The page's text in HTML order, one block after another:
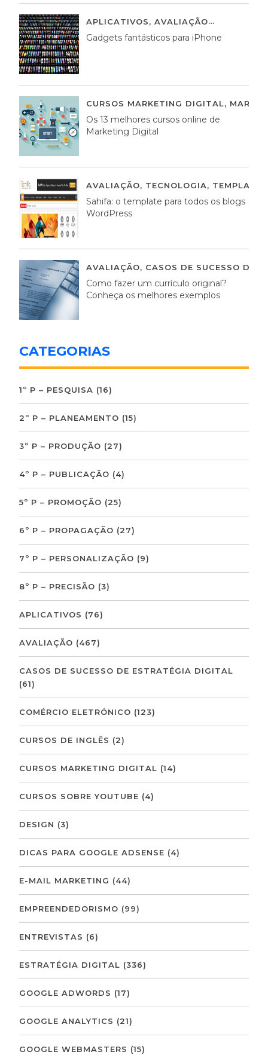
APLICATIVOS, AVALIAÇÃO
Gadgets fantásticos para iPhone
CURSOS MARKETING DIGITAL,
Os 13 melhores cursos online de
Marketing Digital
AVALIAÇÃO, TECNOLOGIA,
Sahifa: o template para todos os blogs
WordPress
AVALIAÇÃO, CASOS DE SUCESSO DE
Como fazer um currículo original?
Conheça os melhores exemplos
CATEGORIAS
1º P – PESQUISA (16)
2º P – PLANEAMENTO (15)
3º P – PRODUÇÃO (27)
4º P – PUBLICAÇÃO (4)
5º P – PROMOÇÃO (25)
6º P – PROPAGAÇÃO (27)
7º P – PERSONALIZAÇÃO (9)
8º P – PRECISÃO (3)
APLICATIVOS (76)
AVALIAÇÃO (467)
CASOS DE SUCESSO DE ESTRATÉGIA DIGITAL
(61)
COMÉRCIO ELETRÓNICO (123)
CURSOS DE INGLÊS (2)
CURSOS MARKETING DIGITAL (14)
CURSOS SOBRE YOUTUBE (4)
DESIGN (3)
DICAS PARA GOOGLE ADSENSE (4)
E-MAIL MARKETING (44)
EMPREENDEDORISMO (99)
ENTREVISTAS (6)
ESTRATÉGIA DIGITAL (336)
GOOGLE ADWORDS (17)
GOOGLE ANALYTICS (21)
GOOGLE WEBMASTERS (15)